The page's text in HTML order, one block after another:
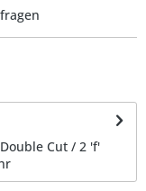
Cut / 2 'f'